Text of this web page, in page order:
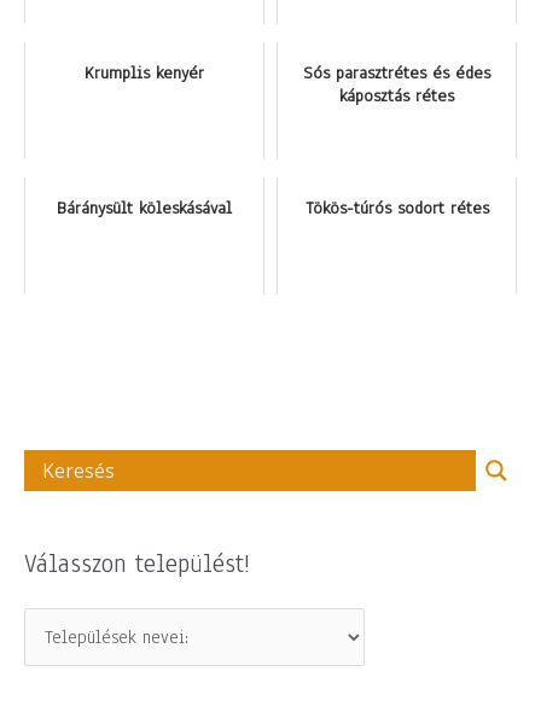
Krumplis kenyér
Sós parasztrétes és édes
káposztás rétes
Báránysült köleskásával Tökös-túrós sodort rétes
Válasszon települést!